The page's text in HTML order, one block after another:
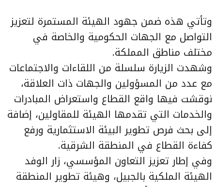
وتأتي هذه ضمن جهود الهيئة المستمرة لتعزيز
التواصل مع الجهات الحكومية والخاصة في
مختلف مناطق المملكة.
وشهدت الزيارة سلسلة من اللقاءات والاجتماعات
مع عدد من المسؤولين والجهات ذات العلاقة،
نوقشت فيها واقع القطاع واستعراض المبادرات
والخدمات التي تقدمها الهيئة للمقاولين، إضافة
إلى بحث فرص تطوير البيئة الاستثمارية ورفع
كفاءة القطاع في المنطقة الشرقية.
وفي إطار تعزيز التعاون المؤسسي، زار الوفد
الهيئة الملكية بالجبيل، وهيئة تطوير المنطقة